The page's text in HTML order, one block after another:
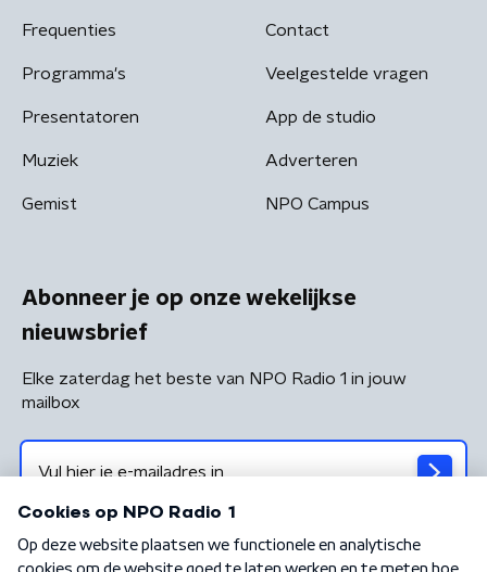
Frequenties
Programma's
Presentatoren
Muziek
Gemist
Contact
Veelgestelde vragen
App de studio
Adverteren
NPO Campus
Abonneer je op onze wekelijkse
nieuwsbrief
Elke zaterdag het beste van NPO Radio 1 in jouw
mailbox